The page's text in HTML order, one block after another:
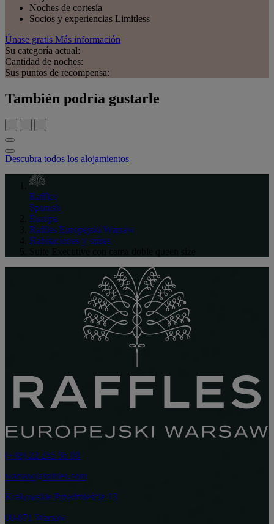
Noches de cortesía
Socios y experiencias Limitless
Únase gratis Más información
Su categoría actual:
Cantidad de noches:
Sus puntos de recompensa:
También podría gustarle
Descubra todos los alojamientos
Raffles
Spanish
Europa
Raffles Europejski Warsaw
Habitaciones y suites
(+48) 22 255 95 00
warsaw@raffles.com
Krakowskie Przedmieście 13
00-071 Warsaw